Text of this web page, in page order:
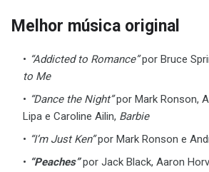
Melhor música original
“Addicted to Romance”por Bruce
to Me
“Dance the Night”por Mark Ronson,
Lipa e Caroline Ailin, Barbie
“I’m Just Ken”por Mark Ronson e
“Peaches”por Jack Black, Aaron